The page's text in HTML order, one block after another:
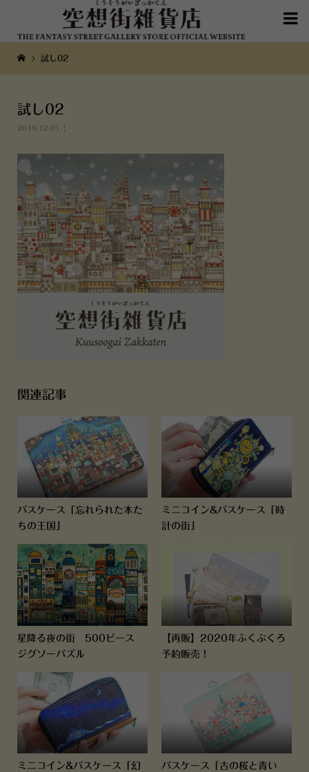

試し02
試し02
2019.12.01
関連記事
パスケース「忘れられた本た
ちの王国」
ミニコイン&パスケース「時
計の街」
星降る夜の街 500ピース
ジグソーパズル
【再販】2020年ふくぶくろ
予約販売！
ミニコイン&パスケース「幻
パスケース「古の桜と青い